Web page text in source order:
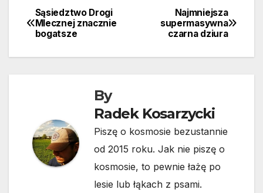
Nawigacja
wpisu
Najmniejsza
supermasywna
czarna dziura
Sąsiedztwo Drogi
Mlecznej znacznie
bogatsze
By
Radek Kosarzycki
Piszę o kosmosie bezustannie
od 2015 roku. Jak nie piszę o
kosmosie, to pewnie łażę po
lesie lub łąkach z psami.